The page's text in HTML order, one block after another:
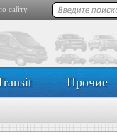
сайту
Прочие